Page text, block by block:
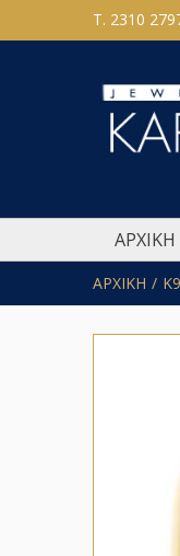
T. 2310
ΑΡΧΙΚΗ
ΑΡΧΙΚΗ Κ9